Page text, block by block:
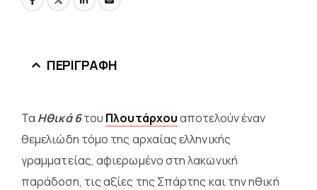
ΠΕΡΙΓΡΑΦΉ
Τα Ηθικά 6του Πλουτάρχουαποτελούν έναν
θεμελιώδη τόμο της αρχαίας ελληνικής
γραμματείας, αφιερωμένο στη λακωνική
παράδοση, τις αξίες της Σπάρτης και την ηθική